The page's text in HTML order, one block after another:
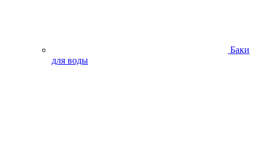
Баки
для воды